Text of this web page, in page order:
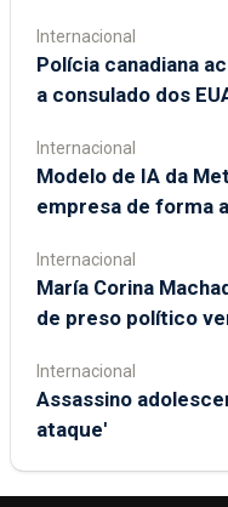
Internacional
Polícia canadiana
a consulado dos
Internacional
Modelo de IA da
empresa de forma
Internacional
María Corina
de preso político
Internacional
Assassino
ataque'